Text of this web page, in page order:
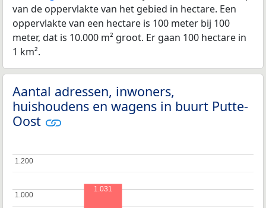
van de oppervlakte van het gebied in hectare. Een
oppervlakte van een hectare is 100 meter bij 100
meter, dat is 10.000 m² groot. Er gaan 100 hectare in
1 km².
Aantal adressen, inwoners,
huishoudens en wagens in buurt Putte-
Oost
1.000
1.000
1.200
1.200
1.031